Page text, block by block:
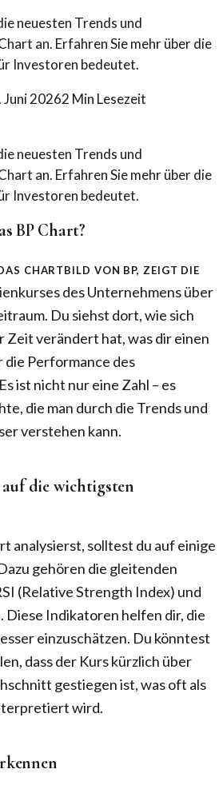
neuesten Trends und
an. Erfahren Sie mehr über die
Investoren bedeutet.
Juni 20262 Min Lesezeit
neuesten Trends und
an. Erfahren Sie mehr über die
Investoren bedeutet.
BP Chart?
Chartbild von BP, zeigt die
des Unternehmens über
Du siehst dort, wie sich
Zeit verändert hat, was dir einen
Performance des
ist nicht nur eine Zahl – es
die man durch die Trends und
verstehen kann.
die wichtigsten
analysierst, solltest du auf einige
gehören die gleitenden
(Relative Strength Index) und
Diese Indikatoren helfen dir, die
einzuschätzen. Du könntest
dass der Kurs kürzlich über
gestiegen ist, was oft als
wird.